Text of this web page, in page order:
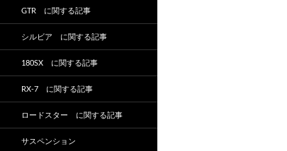
GTR に関する記事
シルビア に関する記事
180SX に関する記事
RX-7 に関する記事
ロードスター に関する記事
サスペンション